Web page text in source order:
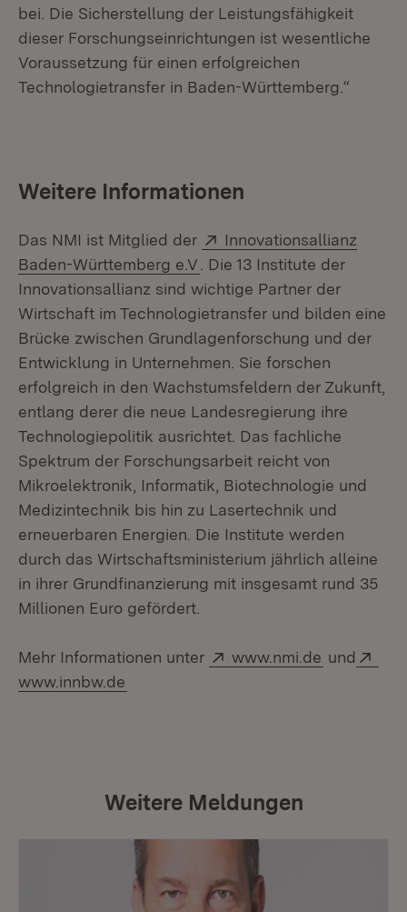
bei. Die Sicherstellung der Leistungsfähigkeit
dieser Forschungseinrichtungen ist wesentliche
Voraussetzung für einen erfolgreichen
Technologietransfer in Baden-Württemberg.“
Weitere Informationen
Das NMI ist Mitglied der Extern:
Innovationsallianz
Baden-Württemberg e.V (Öffnet in neuem Fenster)
. Die 13 Institute der
Innovationsallianz sind wichtige Partner der
Wirtschaft im Technologietransfer und bilden eine
Brücke zwischen Grundlagenforschung und der
Entwicklung in Unternehmen. Sie forschen
erfolgreich in den Wachstumsfeldern der Zukunft,
entlang derer die neue Landesregierung ihre
Technologiepolitik ausrichtet. Das fachliche
Spektrum der Forschungsarbeit reicht von
Mikroelektronik, Informatik, Biotechnologie und
Medizintechnik bis hin zu Lasertechnik und
erneuerbaren Energien. Die Institute werden
durch das Wirtschaftsministerium jährlich alleine
in ihrer Grundfinanzierung mit insgesamt rund 35
Millionen Euro gefördert.
Mehr Informationen unter Extern:
www.nmi.de (Öffnet in
und
www.innbw.de
Weitere Meldungen